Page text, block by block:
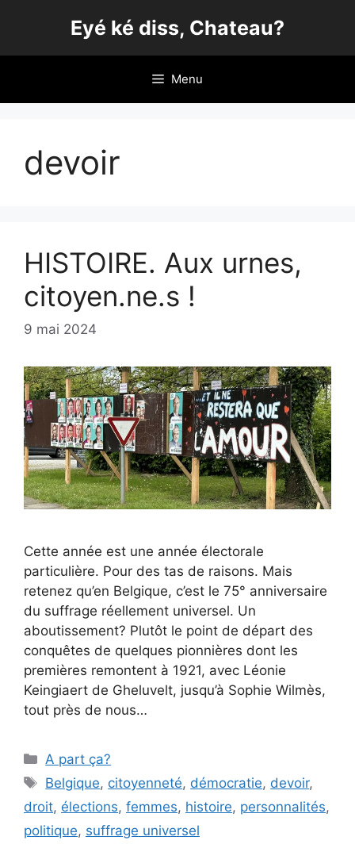
Eyé ké diss, Chateau?
Menu
devoir
HISTOIRE. Aux urnes,
citoyen.ne.s !
9 mai 2024
Cette année est une année électorale
particulière. Pour des tas de raisons. Mais
retenez qu’en Belgique, c’est le 75° anniversaire
du suffrage réellement universel. Un
aboutissement? Plutôt le point de départ des
conquêtes de quelques pionnières dont les
premières remontent à 1921, avec Léonie
Keingiaert de Gheluvelt, jusqu’à Sophie Wilmès,
tout près de nous…
Catégories
A part ça?
Étiquettes
Belgique, citoyenneté, démocratie, devoir,
droit, élections, femmes, histoire, personnalités,
politique, suffrage universel